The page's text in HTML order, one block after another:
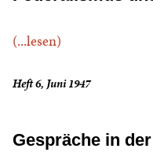
(...lesen)
Heft 6, Juni 1947
Gespräche in